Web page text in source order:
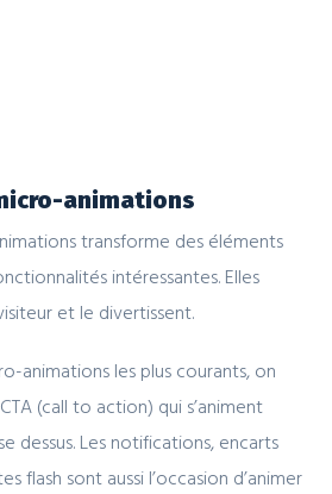
animations
transforme des éléments
intéressantes. Elles
et le divertissent.
animations les plus courants, on
(call to action) qui s’animent
dessus. Les notifications, encarts
flash sont aussi l’occasion d’animer